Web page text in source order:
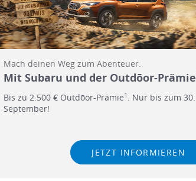
Mach deinen Weg zum Abenteuer.
Mit Subaru und der Outdōor-Prämie
Bis zu 2.500 € Outdōor-Prämie1 . Nur bis zum 30.
September!
JETZT INFORMIEREN